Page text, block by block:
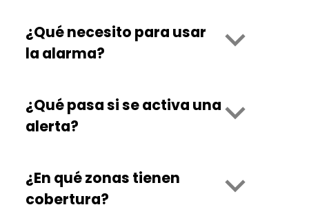
¿Qué necesito para usar
la alarma?
¿Qué pasa si se activa una
alerta?
¿En qué zonas tienen
cobertura?